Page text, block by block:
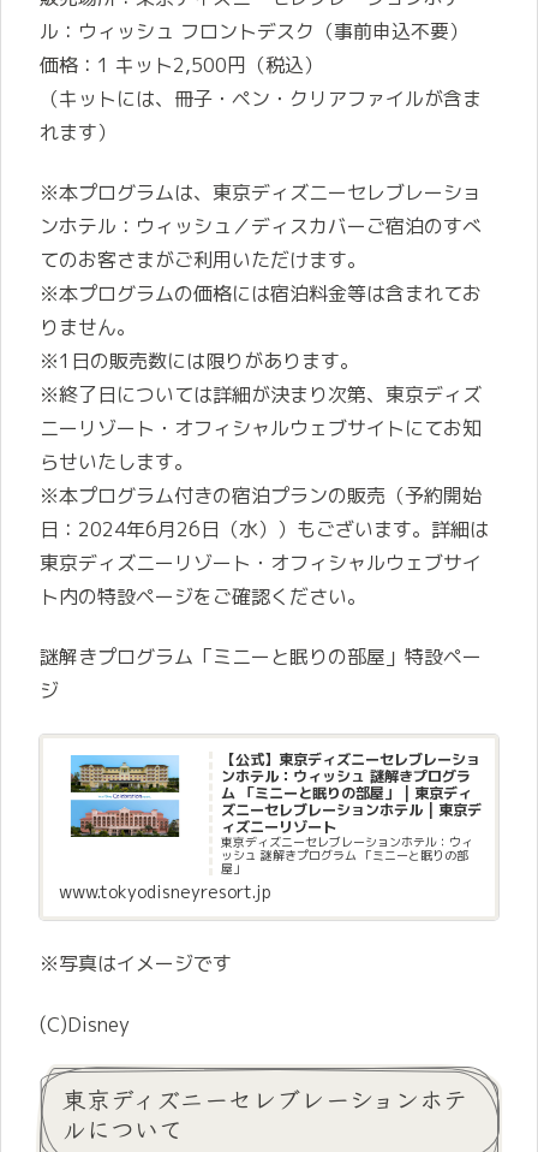
ル：ウィッシュ フロントデスク（事前申込不要）
価格：1 キット2,500円（税込）
（キットには、冊子・ペン・クリアファイルが含ま
れます）
※本プログラムは、東京ディズニーセレブレーショ
ンホテル：ウィッシュ／ディスカバーご宿泊のすべ
てのお客さまがご利用いただけます。
※本プログラムの価格には宿泊料金等は含まれてお
りません。
※1日の販売数には限りがあります。
※終了日については詳細が決まり次第、東京ディズ
ニーリゾート・オフィシャルウェブサイトにてお知
らせいたします。
※本プログラム付きの宿泊プランの販売（予約開始
日：2024年6月26日（水））もございます。詳細は
東京ディズニーリゾート・オフィシャルウェブサイ
ト内の特設ページをご確認ください。
謎解きプログラム「ミニーと眠りの部屋」特設ペー
ジ
【公式】東京ディズニーセレブレーショ
ンホテル：ウィッシュ 謎解きプログラ
ム 「ミニーと眠りの部屋」 | 東京ディ
ズニーセレブレーションホテル | 東京デ
ィズニーリゾート
東京ディズニーセレブレーションホテル：ウィ
ッシュ 謎解きプログラム 「ミニーと眠りの部
屋」
www.tokyodisneyresort.jp
※写真はイメージです
(C)Disney
東京ディズニーセレブレーションホテ
ルについて